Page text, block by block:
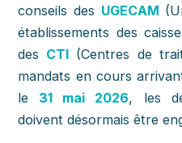
conseils des UGECAM
établissements des
des CTI (Centres de
mandats en cours
le 31 mai 2026, les
doivent désormais être